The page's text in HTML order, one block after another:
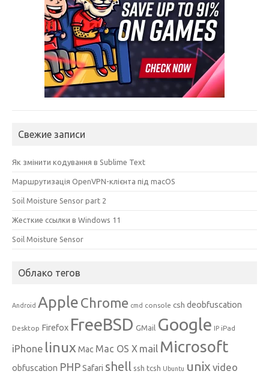
Свежие записи
Як змінити кодування в Sublime Text
Маршрутизація OpenVPN-клієнта під macOS
Soil Moisture Sensor part 2
Жесткие ссылки в Windows 11
Soil Moisture Sensor
Облако тегов
Android Apple Chrome cmd console csh deobfuscation
Desktop Firefox FreeBSD GMail Google IP iPad
iPhone linux Mac Mac OS X mail Microsoft
obfuscation PHPSafari shell ssh tcsh Ubuntu unix video